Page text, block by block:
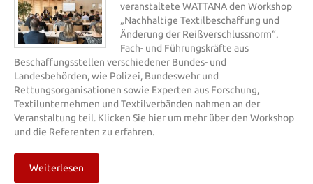
veranstaltete WATTANA den Workshop
„Nachhaltige Textilbeschaffung und
Änderung der Reißverschlussnorm“.
Fach- und Führungskräfte aus
Beschaffungsstellen verschiedener Bundes- und
Landesbehörden, wie Polizei, Bundeswehr und
Rettungsorganisationen sowie Experten aus Forschung,
Textilunternehmen und Textilverbänden nahmen an der
Veranstaltung teil. Klicken Sie hier um mehr über den Workshop
und die Referenten zu erfahren.
Weiterlesen